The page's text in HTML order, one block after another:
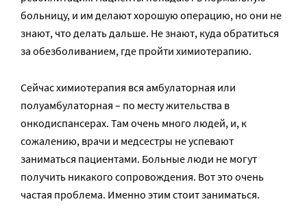
больницу, и им делают хорошую операцию, но они не
знают, что делать дальше. Не знают, куда обратиться
за обезболиванием, где пройти химиотерапию.
Сейчас химиотерапия вся амбулаторная или
полуамбулаторная – по месту жительства в
онкодиспансерах. Там очень много людей, и, к
сожалению, врачи и медсестры не успевают
заниматься пациентами. Больные люди не могут
получить никакого сопровождения. Вот это очень
частая проблема. Именно этим стоит заниматься.